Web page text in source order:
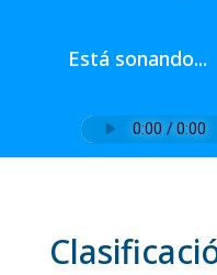
Está sonando...